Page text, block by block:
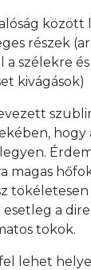
között
részek
szélekre
kivágások)
magas
a
tokok.
lehet